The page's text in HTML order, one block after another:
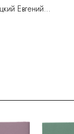
Евгений